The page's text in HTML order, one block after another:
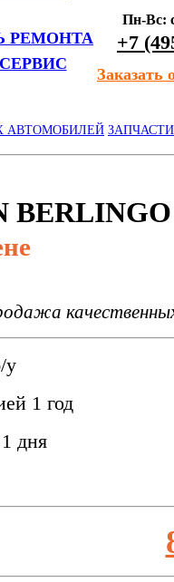
РЕМОНТА
Пн-Вс:
+7
Заказать
АВТОМОБИЛЕЙ ЗАПЧАСТИ
у
1 год
дня